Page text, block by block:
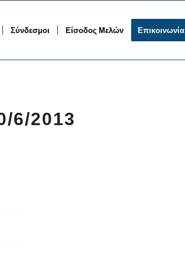
Σύνδεσμοι Είσοδος Μελών Επικοινωνία
6/2013